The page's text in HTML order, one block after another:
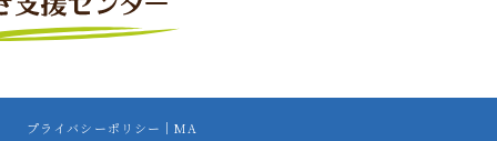
プライバシーポリシー｜MA